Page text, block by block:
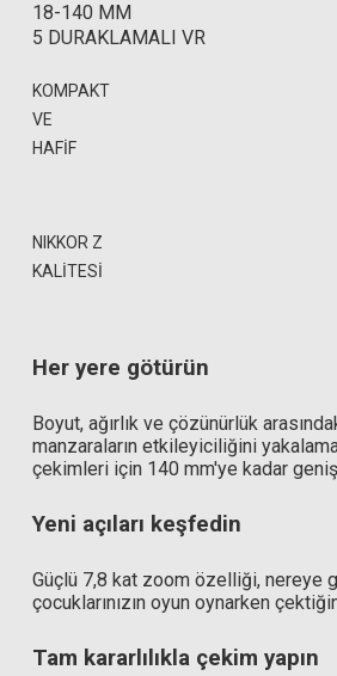
Hoya 62mm HD Nano Circular Polarize
Hoya 62mm HD Nano MK II UV Filtre
9.988,89 TL
18-140 MM
5 DURAKLAMALI VR
KOMPAKT
VE
HAFİF
NIKKOR Z
KALİTESİ
Her yere götürün
Boyut, ağırlık ve çözünürlük
manzaraların etkileyiciliğini
çekimleri için 140 mm'ye kadar geniş
Yeni açıları keşfedin
Güçlü 7,8 kat zoom özelliği, nereye
çocuklarınızın oyun oynarken
Tam kararlılıkla çekim yapın